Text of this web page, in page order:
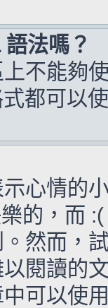
法嗎？
不能夠
都可以
心情的
的，而
然而，
閱讀的
可以使